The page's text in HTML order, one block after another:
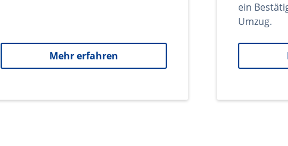
Mehr erfahren
ein
Umzug.